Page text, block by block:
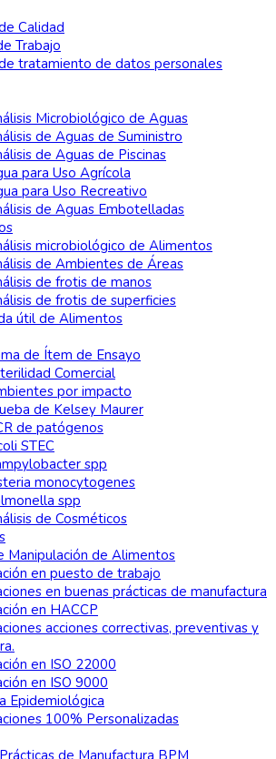
Calidad
Trabajo
tratamiento de datos personales
Microbiológico de Aguas
de Aguas de Suministro
de Aguas de Piscinas
para Uso Agrícola
para Uso Recreativo
de Aguas Embotelladas
microbiológico de Alimentos
de Ambientes de Áreas
de frotis de manos
de frotis de superficies
útil de Alimentos
de Ítem de Ensayo
Comercial
por impacto
de Kelsey Maurer
de patógenos
STEC
spp
monocytogenes
spp
de Cosméticos
Manipulación de Alimentos
en puesto de trabajo
en buenas prácticas de manufactura
en HACCP
acciones correctivas, preventivas y
en ISO 22000
en ISO 9000
Epidemiológica
100% Personalizadas